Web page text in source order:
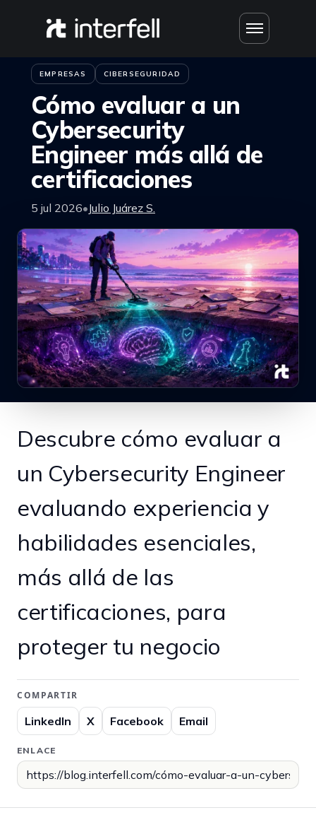
Saltar al contenido
EMPRESAS CIBERSEGURIDAD
Cómo evaluar a un
Cybersecurity
Engineer más allá de
certificaciones
5 jul 2026•Julio Juárez S.
Descubre cómo evaluar a
un Cybersecurity Engineer
evaluando experiencia y
habilidades esenciales,
más allá de las
certificaciones, para
proteger tu negocio
COMPARTIR
LinkedIn X Facebook Email
ENLACE